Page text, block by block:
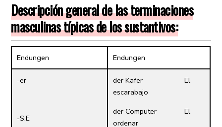
Descripción general de las terminaciones
masculinas típicas de los sustantivos:
Endungen Endungen
-er
-S.E
der Käfer El
escarabajo
der Computer El
ordenar